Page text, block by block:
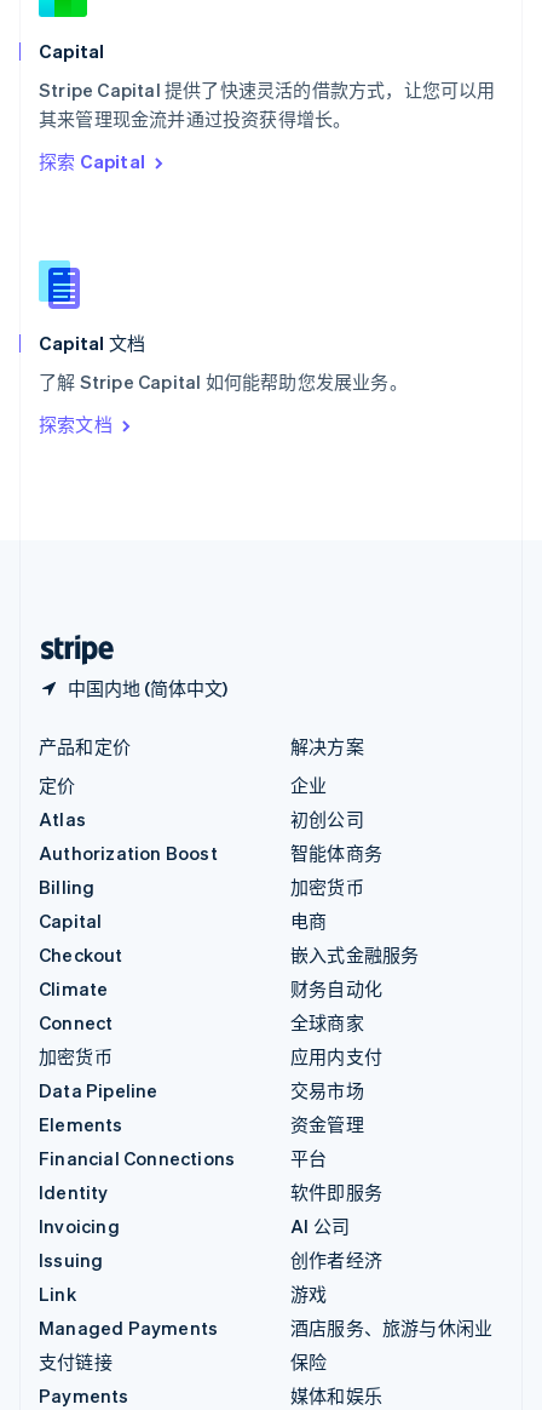
Capital
Stripe Capital 提供了快速灵活的借款方式，让您可以用
其来管理现金流并通过投资获得增长。
探索 Capital
Capital 文档
了解 Stripe Capital 如何能帮助您发展业务。
探索文档
中国内地 (简体中文)
斯洛文尼亚
泰国
ไทยEnglish
希腊
English
西班牙
新西兰
English
匈牙利
English
ItalianoEnglish
印度
English
产品和定价
定价
Atlas
Authorization Boost
Billing
Capital
Checkout
Climate
Connect
加密货币
Data Pipeline
Elements
Financial Connections
Identity
Invoicing
Issuing
Link
Managed Payments
支付链接
Payments
解决方案
企业
初创公司
智能体商务
加密货币
电商
嵌入式金融服务
财务自动化
全球商家
应用内支付
交易市场
资金管理
平台
软件即服务
AI 公司
创作者经济
游戏
酒店服务、旅游与休闲业
保险
媒体和娱乐